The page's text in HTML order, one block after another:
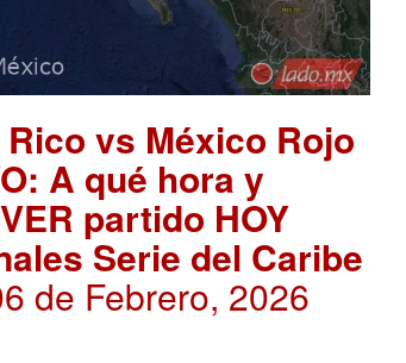
vs México Rojo
A qué hora y
partido HOY
Serie del Caribe
de Febrero, 2026